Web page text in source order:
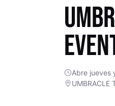
Abre jueves
UMBRACLE